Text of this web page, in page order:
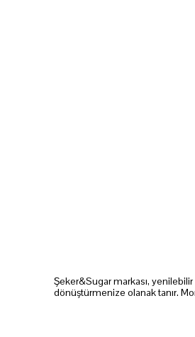
Şeker&Sugar markası,
dönüştürmenize olanak tanır.